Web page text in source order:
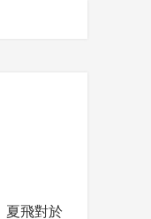
夏飛對於